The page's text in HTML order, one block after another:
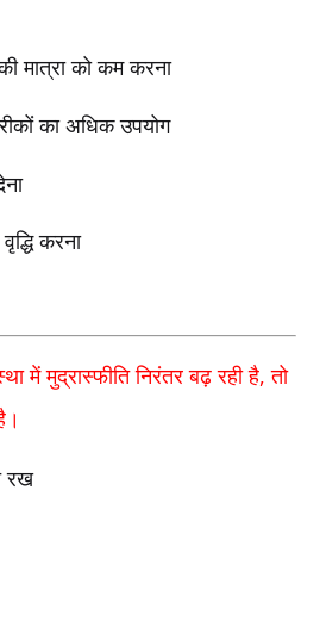
मात्रा को कम करना
का अधिक उपयोग
करना
में मुद्रास्फीति निरंतर बढ़ रही है,तो
रख